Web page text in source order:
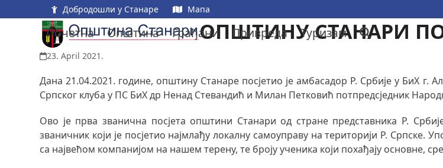
to
Добродошли у Станаре Мапа
Почетна Општина Грађани Привреда Туризам
ОПШТИНУ СТАНАРИ
23. April 2021.
Дана 21.04.2021. године, општину Станаре посјетио је амбасадор Р. Србије у БиХ г.
Српског клуба у ПС БиХ др Ненад Стевандић и Милан Петковић потпредсједник
Ово је прва званична посјета општини Станари од стране представника Р.
званичник који је посјетио најмлађу локалну самоуправу на територији Р.
са највећом компанијом на нашем терену, те броју ученика који похађају основне,